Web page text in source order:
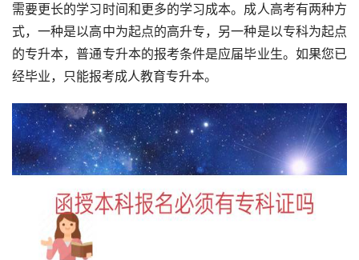
需要更长的学习时间和更多的学习成本。成人高考有两种方
式，一种是以高中为起点的高升专，另一种是以专科为起点
的专升本，普通专升本的报考条件是应届毕业生。如果您已
经毕业，只能报考成人教育专升本。